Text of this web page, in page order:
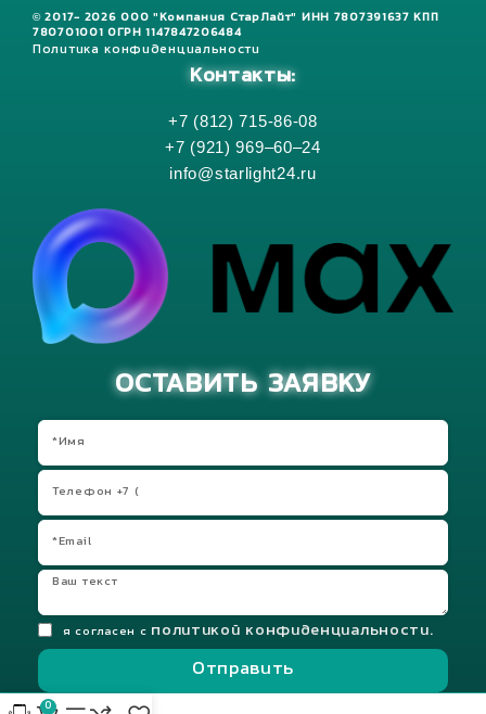
© 2017- 2026 ООО "Компания СтарЛайт" ИНН 7807391637 КПП
780701001 ОГРН 1147847206484
Политика конфиденциальности
Контакты:
+7 (812) 715-86-08
+7 (921) 969–60–24
info@starlight24.ru
ОСТАВИТЬ ЗАЯВКУ
я согласен с политикой конфиденциальности.
Отправить
0